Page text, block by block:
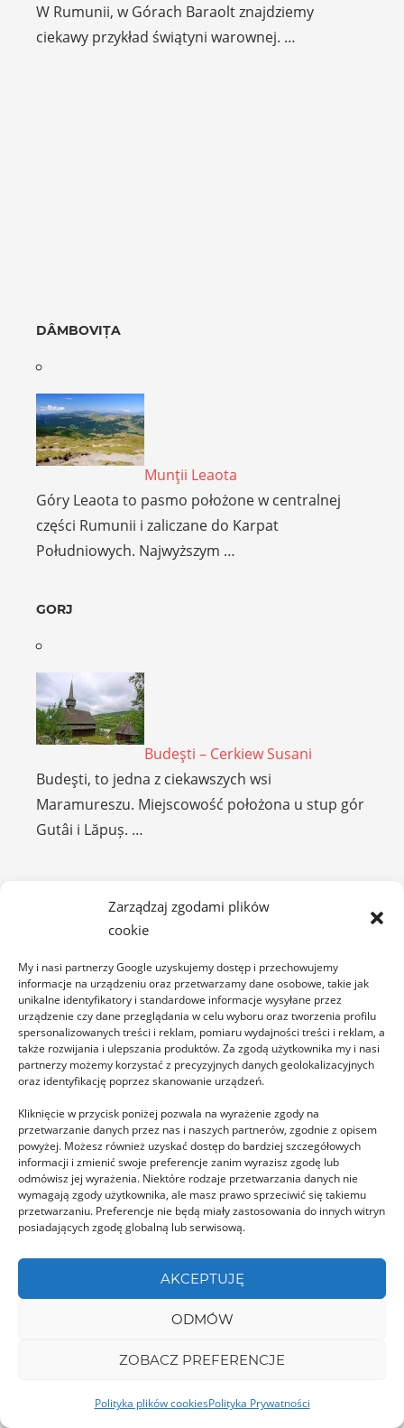
Zarządzaj zgodami plików
cookie
My i nasi partnerzy Google uzyskujemy dostęp i przechowujemy
informacje na urządzeniu oraz przetwarzamy dane osobowe, takie jak
unikalne identyfikatory i standardowe informacje wysyłane przez
urządzenie czy dane przeglądania w celu wyboru oraz tworzenia profilu
spersonalizowanych treści i reklam, pomiaru wydajności treści i reklam, a
także rozwijania i ulepszania produktów. Za zgodą użytkownika my i nasi
partnerzy możemy korzystać z precyzyjnych danych geolokalizacyjnych
oraz identyfikację poprzez skanowanie urządzeń.
Kliknięcie w przycisk poniżej pozwala na wyrażenie zgody na
przetwarzanie danych przez nas i naszych partnerów, zgodnie z opisem
powyżej. Możesz również uzyskać dostęp do bardziej szczegółowych
informacji i zmienić swoje preferencje zanim wyrazisz zgodę lub
odmówisz jej wyrażenia. Niektóre rodzaje przetwarzania danych nie
wymagają zgody użytkownika, ale masz prawo sprzeciwić się takiemu
przetwarzaniu. Preferencje nie będą miały zastosowania do innych witryn
posiadających zgodę globalną lub serwisową.
AKCEPTUJĘ
ODMÓW
ZOBACZ PREFERENCJE
Polityka plików cookiesPolityka Prywatności
W Rumunii, w Górach Baraolt znajdziemy
ciekawy przykład świątyni warownej. …
DÂMBOVIȚA
Munţii Leaota
Góry Leaota to pasmo położone w centralnej
części Rumunii i zaliczane do Karpat
Południowych. Najwyższym …
GORJ
Budeşti – Cerkiew Susani
Budeşti, to jedna z ciekawszych wsi
Maramureszu. Miejscowość położona u stup gór
Gutâi i Lăpuș. …
Biserica Unitariana w Mujna
Biserica Unitariană w Mujna należy do wspólnoty
unitarian siedmiogrodzkich, wywodzącej się z
nurtu chrześcijaństwa odrzucającego …
HUNEDOARA
Munţii Ţarcu
Południowych i leży w północno – zachodnim